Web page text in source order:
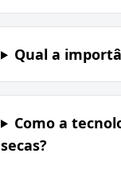
Qual a
Como a
secas?